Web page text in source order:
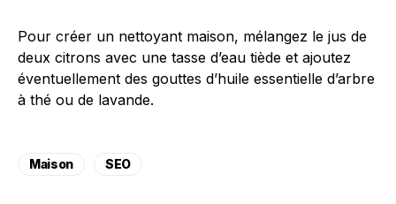
Pour créer un nettoyant maison, mélangez le jus de
deux citrons avec une tasse d’eau tiède et ajoutez
éventuellement des gouttes d’huile essentielle d’arbre
à thé ou de lavande.
Maison SEO